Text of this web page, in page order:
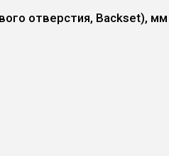
отверстия, Backset), мм